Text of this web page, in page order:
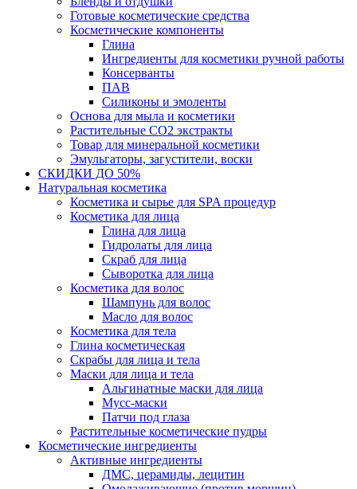
Готовые косметические средства
Косметические компоненты
Глина
Ингредиенты для косметики ручной работы
Консерванты
ПАВ
Силиконы и эмоленты
Основа для мыла и косметики
Растительные СО2 экстракты
Товар для минеральной косметики
Эмульгаторы, загустители, воски
СКИДКИ ДО 50%
Натуральная косметика
Косметика и сырье для SPA процедур
Косметика для лица
Глина для лица
Гидролаты для лица
Скраб для лица
Сыворотка для лица
Косметика для волос
Шампунь для волос
Масло для волос
Косметика для тела
Глина косметическая
Скрабы для лица и тела
Маски для лица и тела
Альгинатные маски для лица
Мусс-маски
Патчи под глаза
Растительные косметические пудры
Косметические ингредиенты
Активные ингредиенты
ДМС, церамиды, лецитин